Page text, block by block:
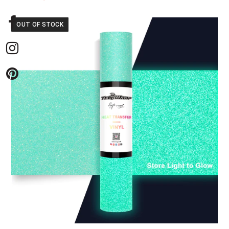
was:
14,95 €.
is:
7,99 €.
OUT OF STOCK